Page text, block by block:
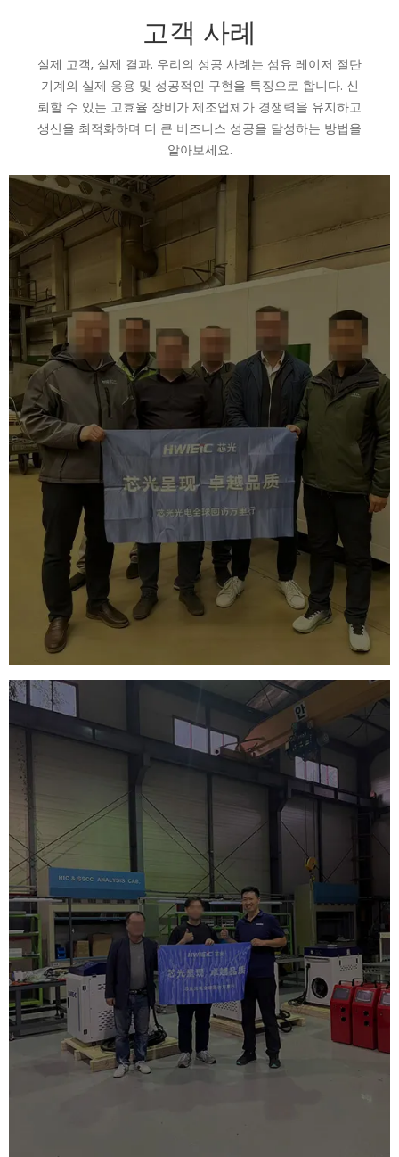
고객 사례
실제 고객, 실제 결과. 우리의 성공 사례는 섬유 레이저 절단
기계의 실제 응용 및 성공적인 구현을 특징으로 합니다. 신
뢰할 수 있는 고효율 장비가 제조업체가 경쟁력을 유지하고
생산을 최적화하며 더 큰 비즈니스 성공을 달성하는 방법을
알아보세요.